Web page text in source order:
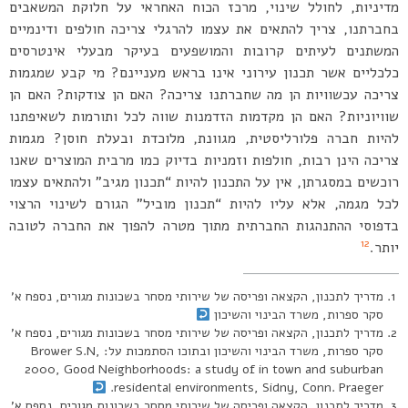
מדיניות, לחולל שינוי, מרכז הכוח האחראי על חלוקת המשאבים
בחברתנו, צריך להתאים את עצמו להרגלי צריכה חולפים ודינמיים
המשתנים לעיתים קרובות והמושפעים בעיקר מבעלי אינטרסים
כלכליים אשר תכנון עירוני אינו בראש מעניינם? מי קבע שמגמות
צריכה עכשוויות הן מה שחברתנו צריכה? האם הן צודקות? האם הן
שוויוניות? האם הן מקדמות הזדמנות שווה לכל ותורמות לשאיפתנו
להיות חברה פלורליסטית, מגוונת, מלוכדת ובעלת חוסן? מגמות
צריכה הינן רבות, חולפות וזמניות בדיוק כמו מרבית המוצרים שאנו
רוכשים במסגרתן, אין על התכנון להיות “תכנון מגיב” ולהתאים עצמו
לכל מגמה, אלא עליו להיות “תכנון מוביל” הגורם לשינוי הרצוי
בדפוסי ההתנהגות החברתית מתוך מטרה להפוך את החברה לטובה
יותר.12
מדריך לתכנון, הקצאה ופריסה של שירותי מסחר בשכונות מגורים, נספח א’
סקר ספרות, משרד הבינוי והשיכון
מדריך לתכנון, הקצאה ופריסה של שירותי מסחר בשכונות מגורים, נספח א’
סקר ספרות, משרד הבינוי והשיכון ובתוכו הסתמכות על: Brower S.N,
2000, Good Neighborhoods: a study of in town and suburban
residental environments, Sidny, Conn. Praeger.